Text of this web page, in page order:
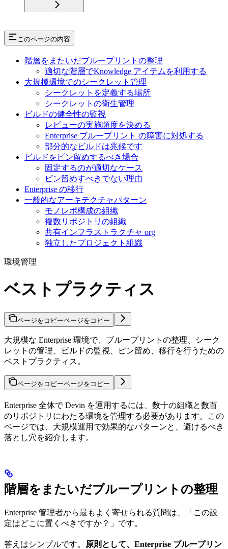
このページの内容
階層をまたいだブループリントの整理
適切な階層でKnowledge アイテムを利用する
大規模環境でのシークレット管理
シークレットを定義する場所
シークレットの衛生管理
ビルドの健全性の監視
レビューの実施頻度を決める
Enterprise ブループリント の障害に対処する
部分的なビルドは兆候です
ビルドをピン留めするべき場合
固定するのが適切なケース
ピン留めすべきでない理由
Enterprise の移行
一般的なアーキテクチャパターン
モノレポ構成の組織
複数リポジトリの組織
共有インフラストラクチャ org
独立したプロジェクト組織
環境管理
ベストプラクティス
ページをコピーページをコピー
大規模な Enterprise 環境で、ブループリントの整理、シーク
レットの管理、ビルドの監視、ピン留め、移行を行うための
ベストプラクティス。
ページをコピーページをコピー
Enterprise 全体で Devin を運用するには、数十の組織と数百
のリポジトリにわたる環境を管理する必要があります。この
ページでは、大規模運用で効果的なパターンと、避けるべき
落とし穴を紹介します。
階層をまたいだブループリントの整理
Enterprise 管理者から最もよく寄せられる質問は、「この設
定はどこに置くべきですか？」です。
答えはシンプルです。
原則として、Enterprise ブループリン